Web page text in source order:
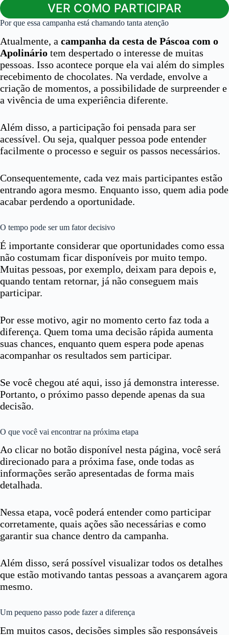
VER COMO PARTICIPAR
Por que essa campanha está chamando tanta atenção
Atualmente, a campanha da cesta de Páscoa com o
Apolinário tem despertado o interesse de muitas
pessoas. Isso acontece porque ela vai além do simples
recebimento de chocolates. Na verdade, envolve a
criação de momentos, a possibilidade de surpreender e
a vivência de uma experiência diferente.
Além disso, a participação foi pensada para ser
acessível. Ou seja, qualquer pessoa pode entender
facilmente o processo e seguir os passos necessários.
Consequentemente, cada vez mais participantes estão
entrando agora mesmo. Enquanto isso, quem adia pode
acabar perdendo a oportunidade.
O tempo pode ser um fator decisivo
É importante considerar que oportunidades como essa
não costumam ficar disponíveis por muito tempo.
Muitas pessoas, por exemplo, deixam para depois e,
quando tentam retornar, já não conseguem mais
participar.
Por esse motivo, agir no momento certo faz toda a
diferença. Quem toma uma decisão rápida aumenta
suas chances, enquanto quem espera pode apenas
acompanhar os resultados sem participar.
Se você chegou até aqui, isso já demonstra interesse.
Portanto, o próximo passo depende apenas da sua
decisão.
O que você vai encontrar na próxima etapa
Ao clicar no botão disponível nesta página, você será
direcionado para a próxima fase, onde todas as
informações serão apresentadas de forma mais
detalhada.
Nessa etapa, você poderá entender como participar
corretamente, quais ações são necessárias e como
garantir sua chance dentro da campanha.
Além disso, será possível visualizar todos os detalhes
que estão motivando tantas pessoas a avançarem agora
mesmo.
Um pequeno passo pode fazer a diferença
Em muitos casos, decisões simples são responsáveis